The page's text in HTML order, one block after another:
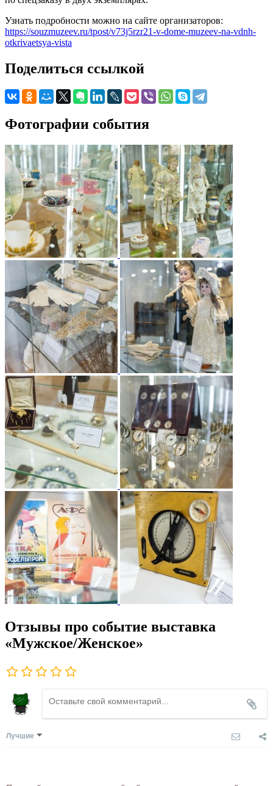
Узнать подробности можно на сайте организаторов:
https://souzmuzeev.ru/tpost/v73j5rzr21-v-dome-muzeev-na-vdnh-
otkrivaetsya-vista
Поделиться ссылкой
Фотографии события
Отзывы про событие выставка
«Мужское/Женское»
Лучшие